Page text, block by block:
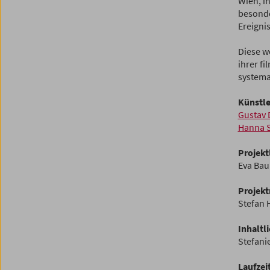
Diese
ihrer
Gustav
Hanna
Eva
Stefan